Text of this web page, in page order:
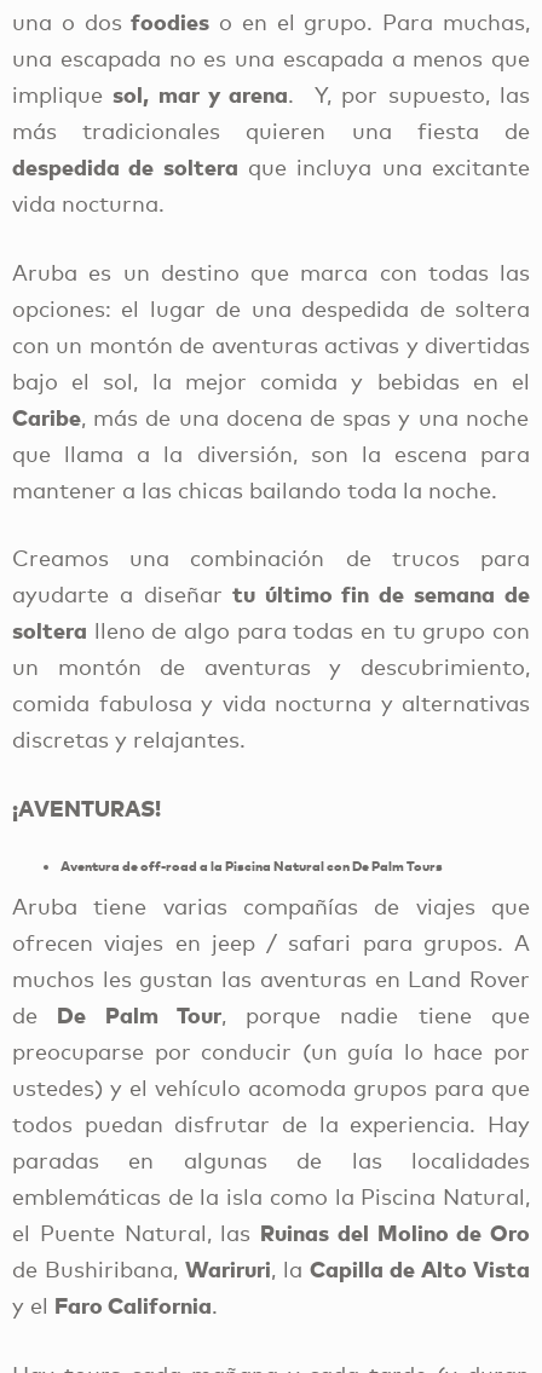
una o dosfoodies o en el grupo. Para muchas,
una escapada no es una escapada a menos que
impliquesol, mar y arena. Y, por supuesto, las
más tradicionales quieren una fiesta de
despedida de soltera que incluya una excitante
vida nocturna.
Aruba es un destino que marca con todas las
opciones: el lugar de una despedida de soltera
con un montón de aventuras activas y divertidas
bajo el sol, la mejor comida y bebidas en el
Caribe, más de una docena de spas y una noche
que llama a la diversión, son la escena para
mantener a las chicas bailando toda la noche.
Creamos una combinación de trucos para
ayudarte a diseñar tu último fin de semana de
soltera lleno de algo para todas en tu grupo con
un montón de aventuras y descubrimiento,
comida fabulosa y vida nocturna y alternativas
discretas y relajantes.
¡AVENTURAS!
Aventura de off-road a la Piscina Natural con De Palm Tours
Aruba tiene varias compañías de viajes que
ofrecen viajes en jeep / safari para grupos. A
muchos les gustan las aventuras en Land Rover
de De Palm Tour, porque nadie tiene que
preocuparse por conducir (un guía lo hace por
ustedes) y el vehículo acomoda grupos para que
todos puedan disfrutar de la experiencia. Hay
paradas en algunas de las localidades
emblemáticas de la isla como la Piscina Natural,
el Puente Natural, las Ruinas del Molino de Oro
de Bushiribana, Wariruri, la Capilla de Alto Vista
y el Faro California.